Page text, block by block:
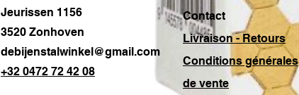
Jeurissen 1156
3520 Zonhoven
debijenstalwinkel@gmail.com
+32 0472 72 42 08
Contact
Livraison - Retours
Conditions générales
de vente